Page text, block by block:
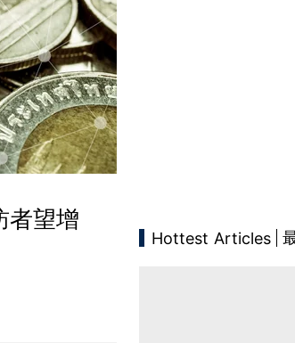
者望增
Hottest Articles